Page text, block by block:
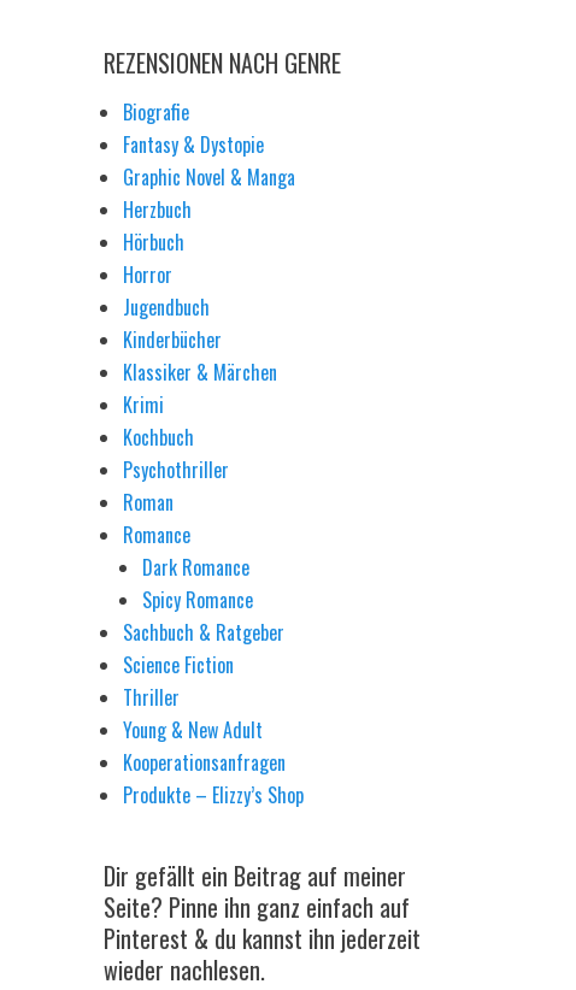
REZENSIONEN NACH GENRE
Biografie
Fantasy & Dystopie
Graphic Novel & Manga
Herzbuch
Hörbuch
Horror
Jugendbuch
Kinderbücher
Klassiker & Märchen
Krimi
Kochbuch
Psychothriller
Roman
Romance
Dark Romance
Spicy Romance
Sachbuch & Ratgeber
Science Fiction
Thriller
Young & New Adult
Kooperationsanfragen
Produkte – Elizzy’s Shop
Dir gefällt ein Beitrag auf meiner
Seite? Pinne ihn ganz einfach auf
Pinterest & du kannst ihn jederzeit
wieder nachlesen.